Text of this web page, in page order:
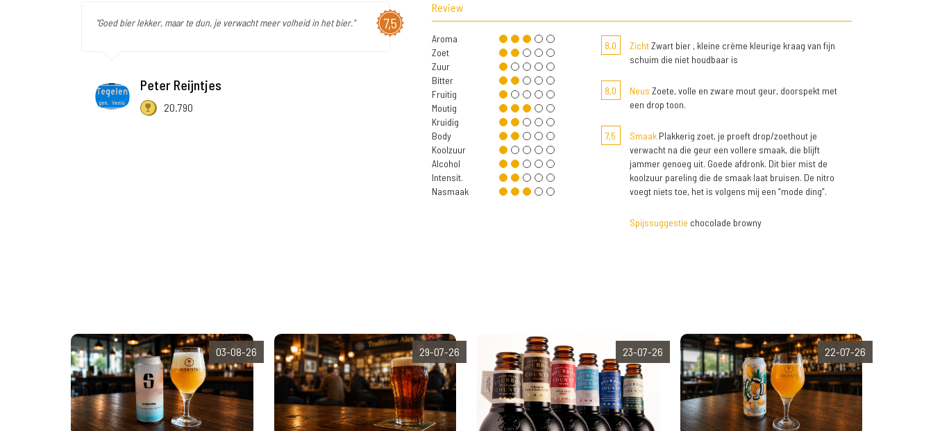
7,5
"Goed bier lekker, maar te dun, je verwacht meer volheid in het bier."
Peter Reijntjes
20.790
Review
Aroma
Zoet
Zuur
Bitter
Fruitig
Moutig
Kruidig
Body
Koolzuur
Alcohol
Intensit.
Nasmaak
8,0 ZichtZwart bier , kleine crème kleurige kraag van fijn
schuim die niet houdbaar is
8,0 Neus Zoete, volle en zware mout geur, doorspekt met
een drop toon.
7,5 SmaakPlakkerig zoet, je proeft drop/zoethout je
verwacht na die geur een vollere smaak, die blijft
jammer genoeg uit. Goede afdronk. Dit bier mist de
koolzuur pareling die de smaak laat bruisen. De nitro
voegt niets toe, het is volgens mij een “mode ding”.
Spijssuggestie chocolade browny
03-08-26 29-07-26 23-07-26 22-07-26